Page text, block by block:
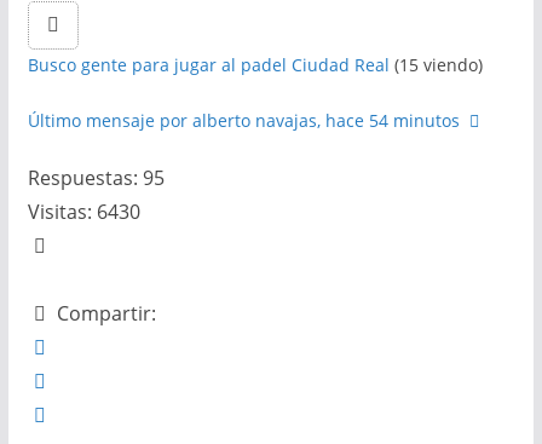
Busco gente para jugar al padel Ciudad Real (15 viendo)
Último mensaje por alberto navajas, hace 54 minutos
Respuestas: 95
Visitas: 6430
Compartir: